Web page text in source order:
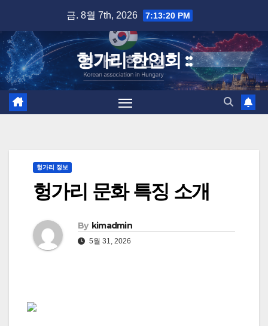
content
금. 8월 7th, 2026 7:13:21 PM
헝가리 한인회 ::
헝가리 정보
헝가리 문화 특징 소개
By kimadmin
5월 31, 2026